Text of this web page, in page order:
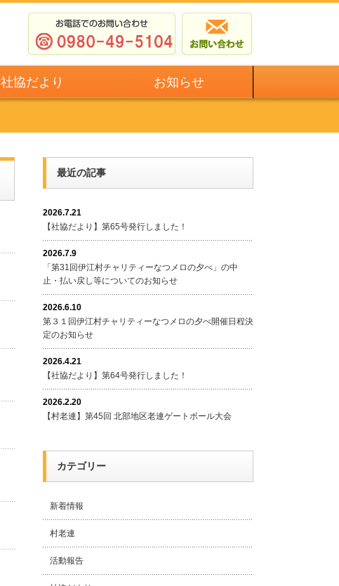
社協だより お知らせ
最近の記事
2026.7.21
【社協だより】第65号発行しました！
2026.7.9
「第31回伊江村チャリティーなつメロの夕べ」の中
止・払い戻し等についてのお知らせ
2026.6.10
第３１回伊江村チャリティーなつメロの夕べ開催日程決
定のお知らせ
2026.4.21
【社協だより】第64号発行しました！
2026.2.20
【村老連】第45回 北部地区老連ゲートボール大会
カテゴリー
新着情報
村老連
活動報告